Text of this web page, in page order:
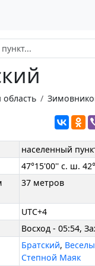
область
населенный
47°15'00'' с. ш.
37 метров
UTC+4
Восход - 05:54,
Братский,
Степной Маяк